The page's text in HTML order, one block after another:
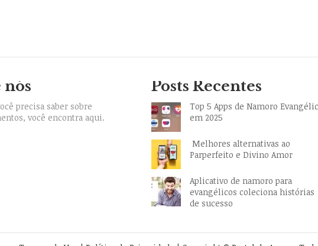
nós
precisa saber sobre
você encontra aqui.
Posts Recentes
Top 5 Apps de Namoro
em 2025
Melhores alternativas ao
Parperfeito e Divino Amor
Aplicativo de namoro para
evangélicos coleciona histórias
de sucesso